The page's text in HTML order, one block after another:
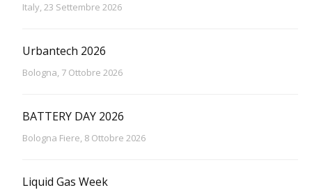
Italy, 23 Settembre 2026
Urbantech 2026
Bologna, 7 Ottobre 2026
BATTERY DAY 2026
Bologna Fiere, 8 Ottobre 2026
Liquid Gas Week